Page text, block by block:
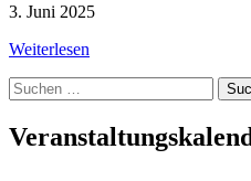
3. Juni 2025
Weiterlesen
Suche
nach: